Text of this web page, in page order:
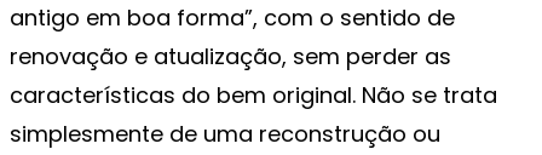
antigo em boa forma”, com o sentido de
renovação e atualização, sem perder as
características do bem original. Não se trata
simplesmente de uma reconstrução ou